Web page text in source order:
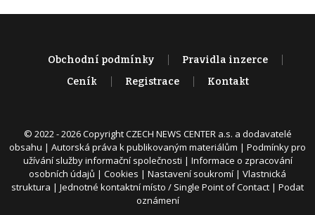
Obchodní podmínky
Pravidla inzerce
Ceník
Registrace Kontakt
© 2022 - 2026 Copyright CZECH NEWS CENTER a.s. a dodavatelé
obsahu | Autorská práva k publikovaným materiálům | Podmínky pro
užívání služby informační společnosti | Informace o zpracování
osobních údajů | Cookies | Nastavení soukromí | Vlastnická
struktura | Jednotné kontaktní místo / Single Point of Contact | Podat
oznámení